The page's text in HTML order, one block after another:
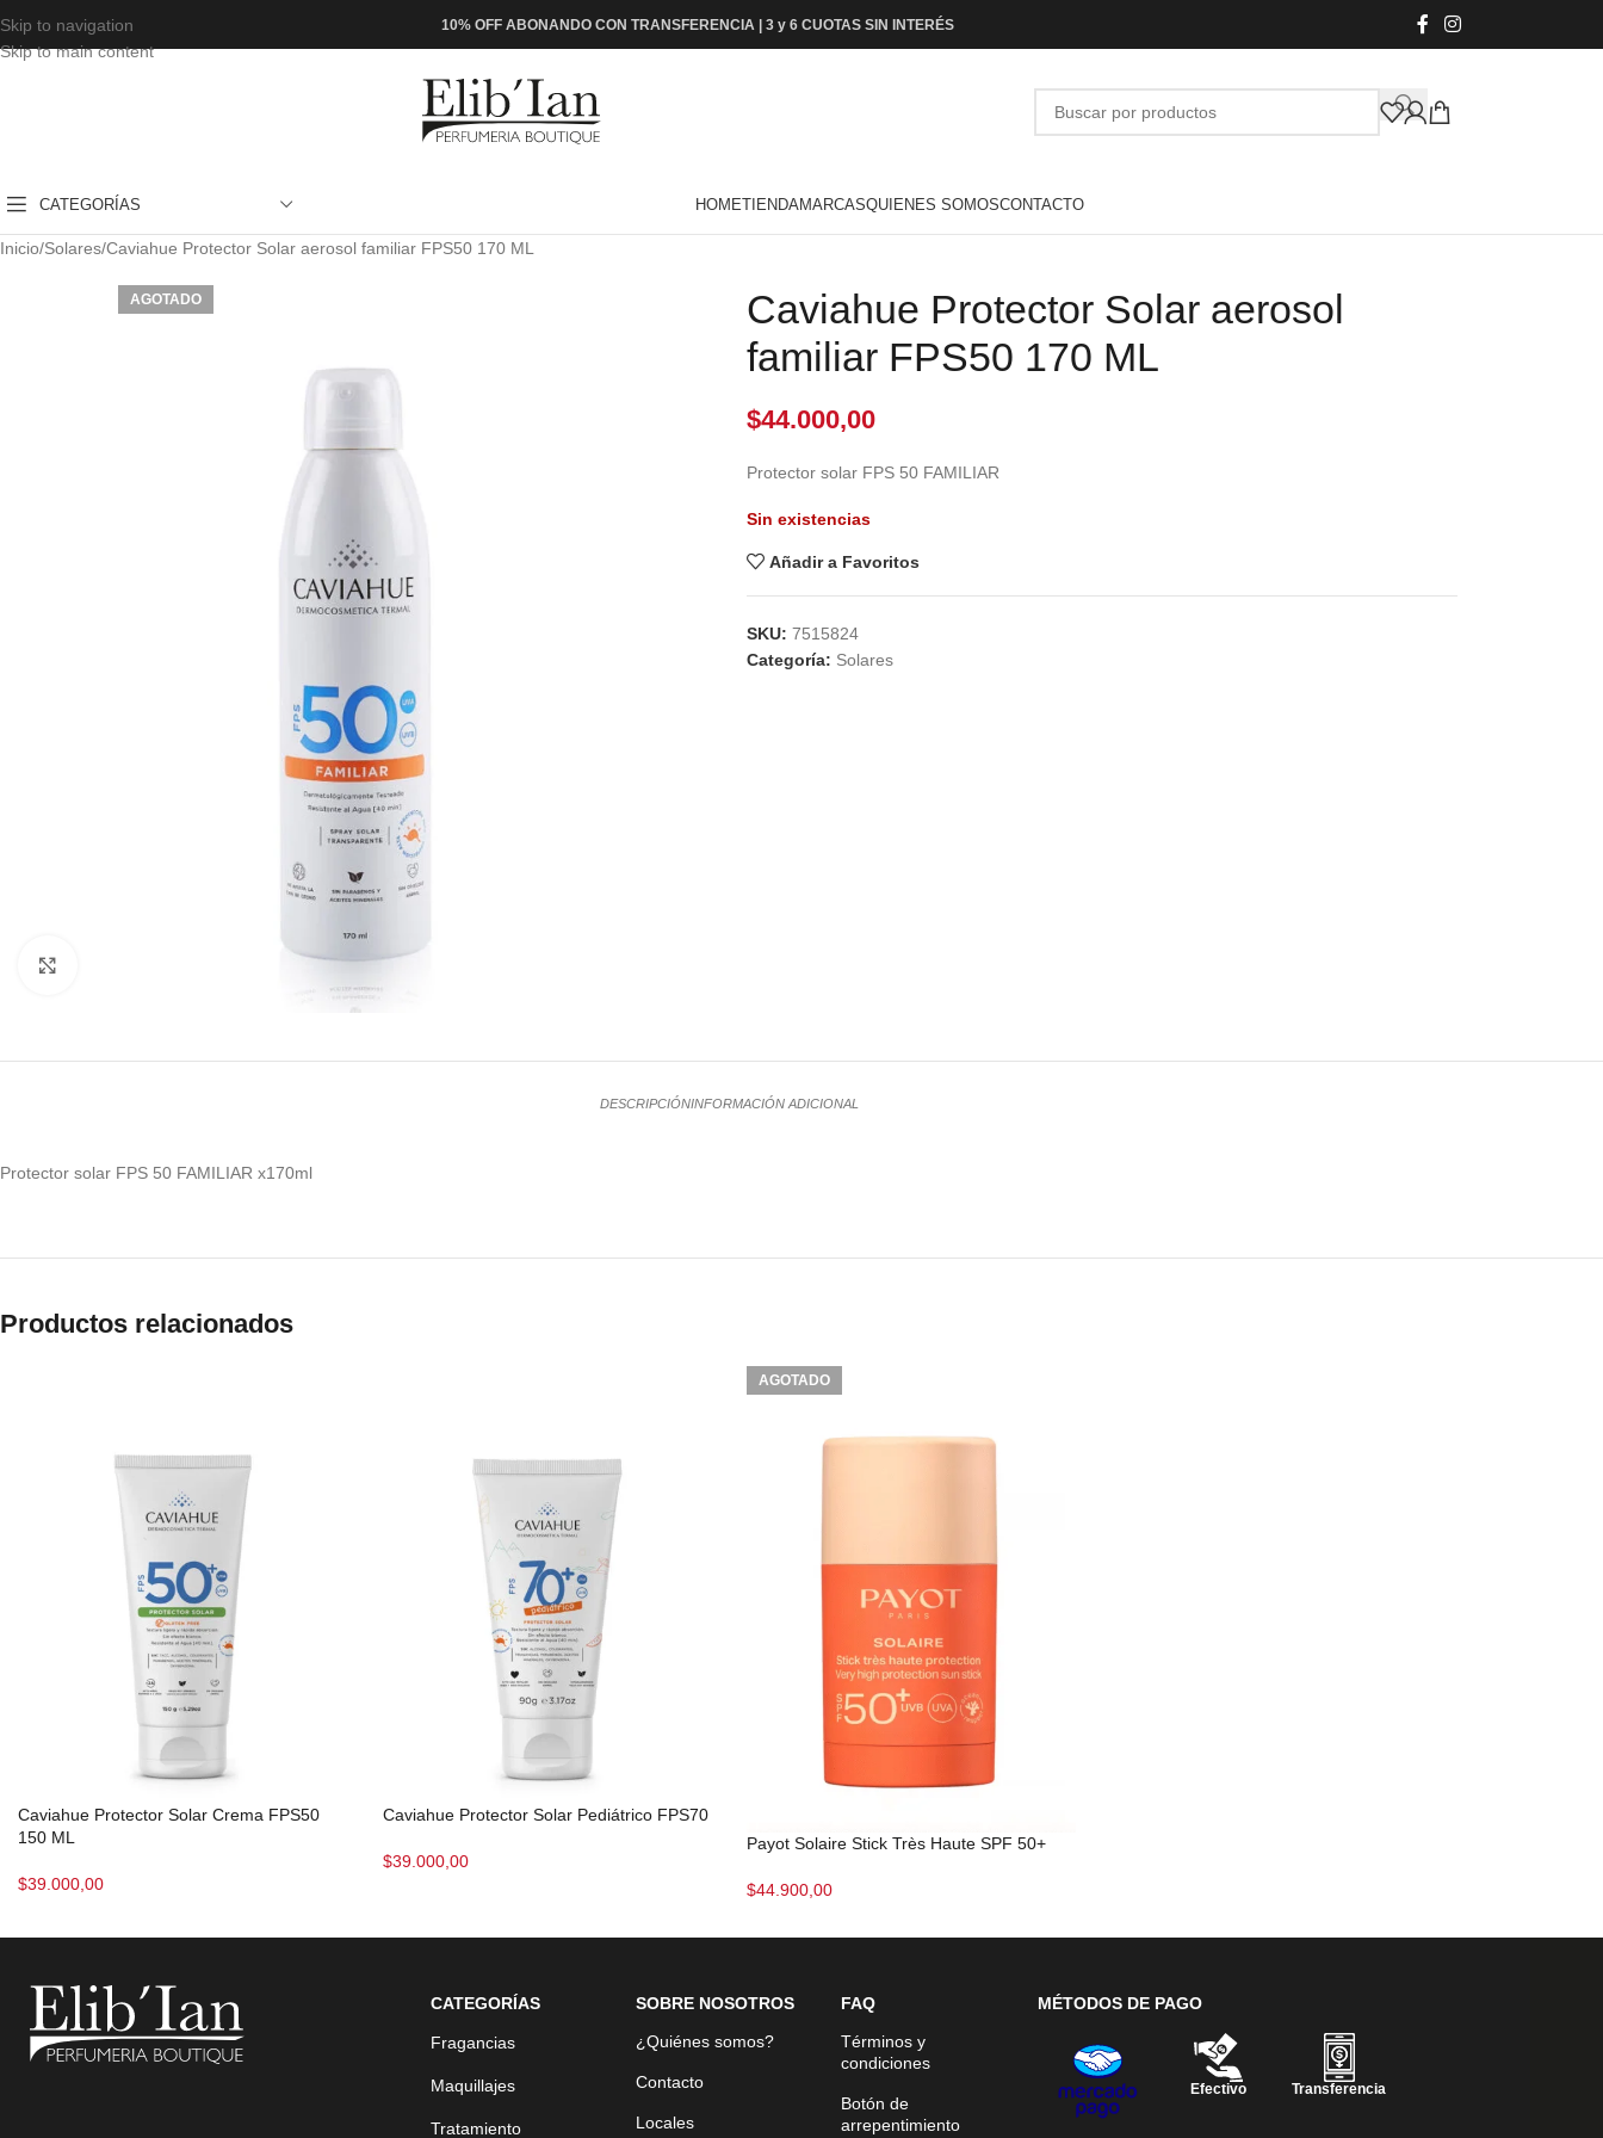
Skip to navigation
Skip to main content
10% OFF ABONANDO CON TRANSFERENCIA | 3 y 6 CUOTAS SIN INTERÉS
CATEGORÍAS HOMETIENDAMARCASQUIENES SOMOSCONTACTO
Inicio Solares Caviahue Protector Solar aerosol familiar FPS50 170 ML
AGOTADO
Caviahue Protector Solar aerosol
familiar FPS50 170 ML
$44.000,00
Protector solar FPS 50 FAMILIAR
Sin existencias
Añadir a Favoritos
SKU: 7515824
Categoría: Solares
DESCRIPCIÓNINFORMACIÓN ADICIONAL
Protector solar FPS 50 FAMILIAR x170ml
Productos relacionados
Caviahue Protector Solar Crema FPS50
150 ML
$39.000,00
Caviahue Protector Solar Pediátrico FPS70
$39.000,00
AGOTADO
Payot Solaire Stick Très Haute SPF 50+
$44.900,00
CATEGORÍAS
Fragancias
Maquillajes
Tratamiento
SOBRE NOSOTROS
¿Quiénes somos?
Contacto
Locales
FAQ
Términos y
condiciones
Botón de
arrepentimiento
MÉTODOS DE PAGO
Efectivo Transferencia